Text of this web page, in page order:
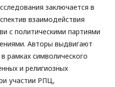
заключается в
взаимодействия
с политическими партиями
Авторы выдвигают
рамках символического
и религиозных
участии РПЦ,